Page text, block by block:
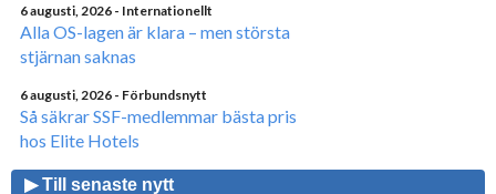
6 augusti, 2026 - Internationellt
Alla OS-lagen är klara – men största
stjärnan saknas
6 augusti, 2026 - Förbundsnytt
Så säkrar SSF-medlemmar bästa pris
hos Elite Hotels
▶ Till senaste nytt